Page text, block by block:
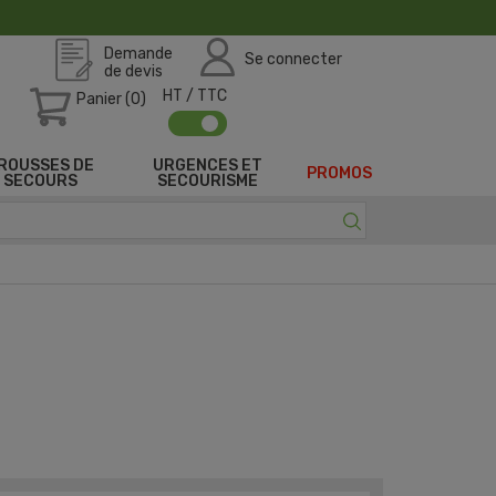
Demande
de devis
Se connecter
Panier (0) HT / TTC
DE
SECOURS
URGENCES ET
SECOURISME
PROMOS